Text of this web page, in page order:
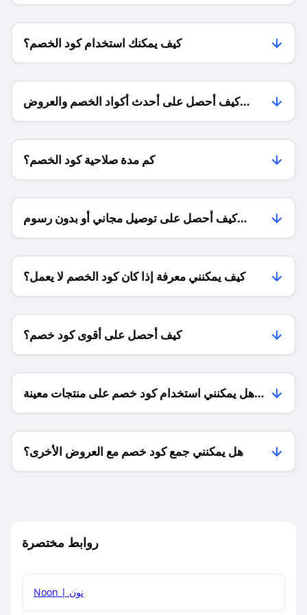
كيف يمكنك استخدام كود الخصم؟
كيف أحصل على أحدث أكواد الخصم والعروض
للمتاجر؟
كم مدة صلاحية كود الخصم؟
كيف أحصل على توصيل مجاني أو بدون رسوم
الشحن ؟
كيف يمكنني معرفة إذا كان كود الخصم لا يعمل؟
كيف أحصل على أقوى كود خصم؟
هل يمكنني استخدام كود خصم على منتجات معينة
فقط؟
هل يمكنني جمع كود خصم مع العروض الأخرى؟
روابط مختصرة
Noon | نون